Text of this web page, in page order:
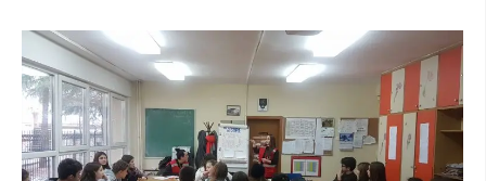
ПРЕЗЕНТАЦИИ